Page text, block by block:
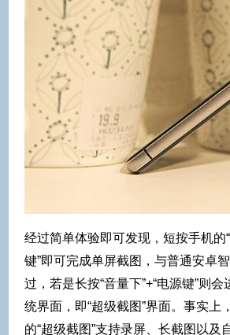
经过简单体验即可发现，短按手机的
键”即可完成单屏截图，与普通安卓
过，若是长按“音量下”+“电源键”则
统界面，即“超级截图”界面。事实上
的“超级截图”支持录屏、长截图以及